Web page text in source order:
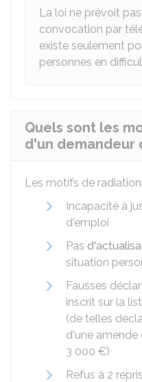
La loi ne prévoit
convocation par
existe seulement
personnes en
Quels sont les
d'un demandeur
Les motifs de
Incapacité à
d'emploi
Pas
situation
Fausses
inscrit sur la
(de telles
d'une
3 000 €)
Refus à 2